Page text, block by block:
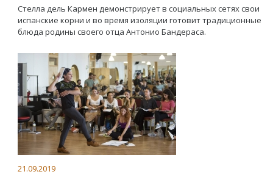
Стелла дель Кармен демонстрирует в социальных сетях свои
испанские корни и во время изоляции готовит традиционные
блюда родины своего отца Антонио Бандераса.
21.09.2019